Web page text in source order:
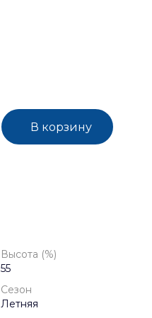
В корзину
Высота (%)
55
Сезон
Летняя